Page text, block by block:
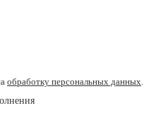
обработку персональных данных.